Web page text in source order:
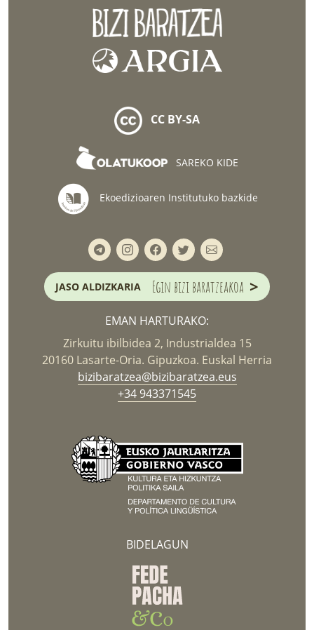
CC BY-SA
SAREKO KIDE
Ekoedizioaren Institutuko bazkide
JASO ALDIZKARIA Egin bizi baratzeakoa >
EMAN HARTURAKO:
Zirkuitu ibilbidea 2, Industrialdea 15
20160 Lasarte-Oria. Gipuzkoa. Euskal Herria
bizibaratzea@bizibaratzea.eus
+34 943371545
BIDELAGUN